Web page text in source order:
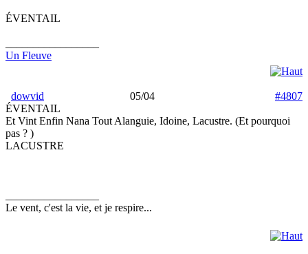
ÉVENTAIL
Un Fleuve
dowvid 05/04
#4807
ÉVENTAIL
Et Vint Enfin Nana Tout Alanguie, Idoine, Lacustre. (Et pourquoi
pas ? )
LACUSTRE
Le vent, c'est la vie, et je respire...